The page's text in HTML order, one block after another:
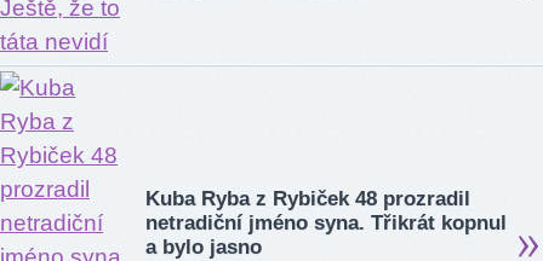
Kuba Ryba z Rybiček 48 prozradil
netradiční jméno syna. Třikrát kopnul
a bylo jasno